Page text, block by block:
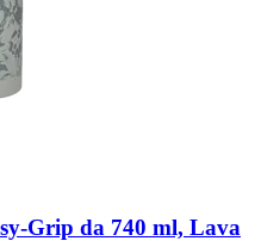
​Grip da 740 ml, Lava